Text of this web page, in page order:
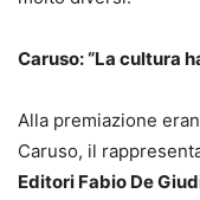
Caruso: “La cultura
Alla premiazione
Caruso, il
Editori Fabio De